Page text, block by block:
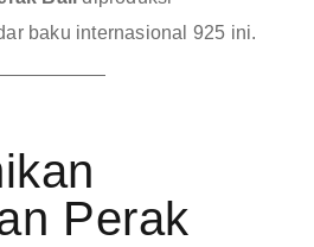
baku internasional 925 ini.
Perak